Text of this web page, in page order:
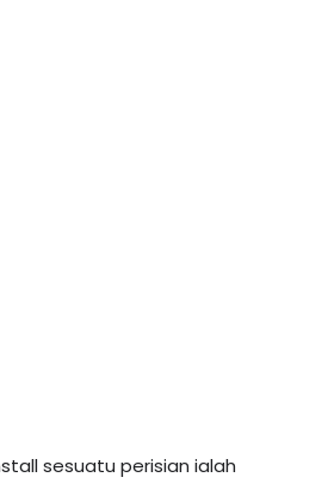
sesuatu perisian ialah